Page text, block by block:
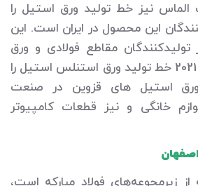
نیز خط تولید ورق استیل را
این محصول در ایران است. این
مقاطع فولادی و ورق
گالوانیزه بود، در سال 2021 خط تولید ورق استنلس استیل را
ورق استیل های قزوین در صنعت
خانگی و نیز قطعات کامپیوتر